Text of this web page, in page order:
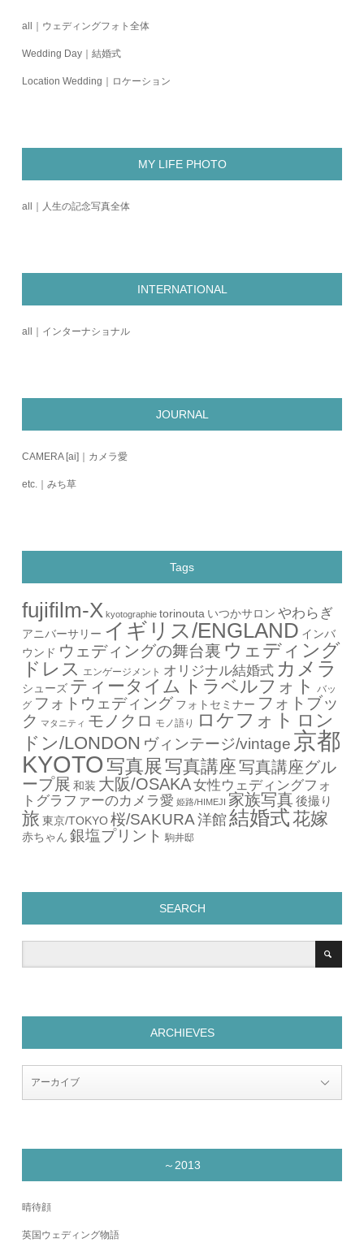
all｜ウェディングフォト全体
Wedding Day｜結婚式
Location Wedding｜ロケーション
MY LIFE PHOTO
all｜人生の記念写真全体
INTERNATIONAL
all｜インターナショナル
JOURNAL
CAMERA [ai]｜カメラ愛
etc.｜みち草
Tags
fujifilm-X kyotographie torinouta いつかサロン やわらぎ
アニバーサリー イギリス/ENGLAND インバ
ウンド ウェディングの舞台裏 ウェディング
ドレス エンゲージメント オリジナル結婚式 カメラ
シューズ ティータイム トラベルフォト
バッ
グ フォトウェディング フォトセミナー フォトブッ
ク マタニティ モノクロ モノ語り ロケフォト ロン
ドン/LONDON ヴィンテージ/vintage 京都
KYOTO 写真展 写真講座写真講座グル
ープ展 和装 大阪/OSAKA女性ウェディングフォ
トグラファーのカメラ愛 姫路/HIMEJI 家族写真 後撮り
旅 東京/TOKYO 桜/SAKURA 洋館 結婚式花嫁
赤ちゃん 銀塩プリント 駒井邸
SEARCH
ARCHIEVES
～2013
晴待顔
英国ウェディング物語